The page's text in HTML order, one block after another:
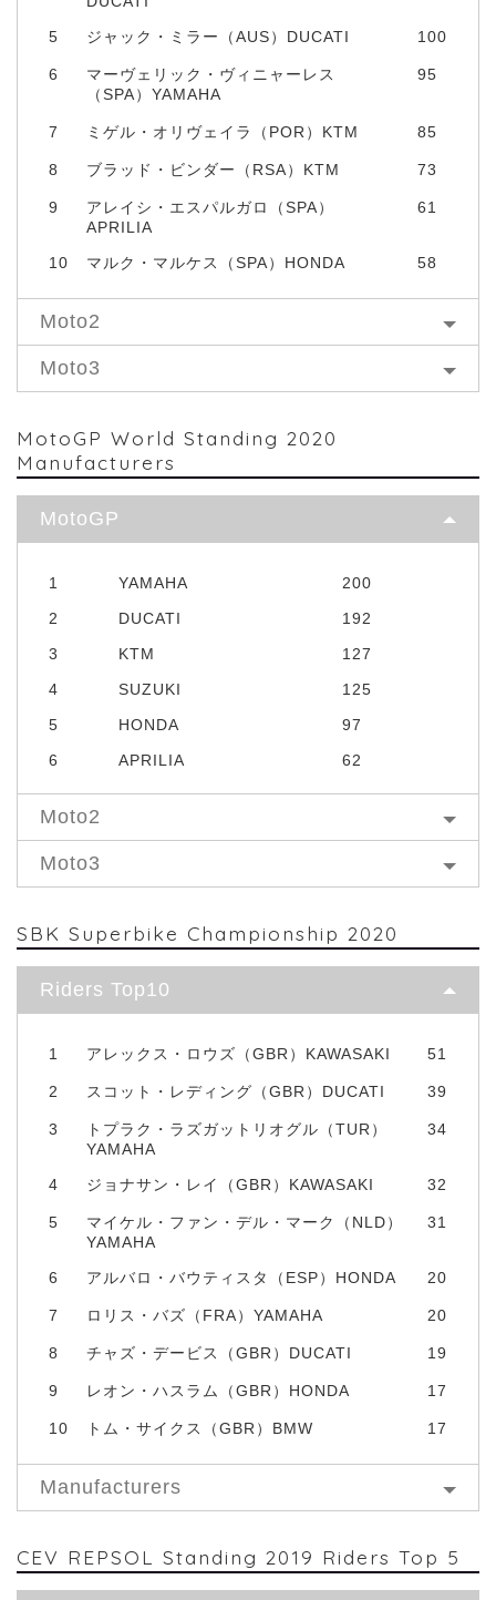
5
ジャック・ミラー（AUS）DUCATI 100
6
マーヴェリック・ヴィニャーレス
（SPA）YAMAHA
95
7 ミゲル・オリヴェイラ（POR）KTM 85
8 ブラッド・ビンダー（RSA）KTM 73
9
アレイシ・エスパルガロ（SPA）
APRILIA
61
10 マルク・マルケス（SPA）HONDA 58
Moto2
Moto3
MotoGP World Standing 2020
Manufacturers
MotoGP
1 YAMAHA
200
2
DUCATI
192
3
KTM
127
4
SUZUKI
125
5
HONDA
97
6
APRILIA 62
Moto2
Moto3
SBK Superbike Championship 2020
Riders Top10
1 アレックス・ロウズ（GBR）KAWASAKI 51
2 スコット・レディング（GBR）DUCATI 39
3
トプラク・ラズガットリオグル（TUR）
YAMAHA
34
4 ジョナサン・レイ（GBR）KAWASAKI 32
5
マイケル・ファン・デル・マーク（NLD）
YAMAHA
31
6 アルバロ・バウティスタ（ESP）HONDA 20
7 ロリス・バズ（FRA）YAMAHA 20
8 チャズ・デービス（GBR）DUCATI 19
9 レオン・ハスラム（GBR）HONDA 17
10 トム・サイクス（GBR）BMW 17
Manufacturers
CEV REPSOL Standing 2019 Riders Top 5